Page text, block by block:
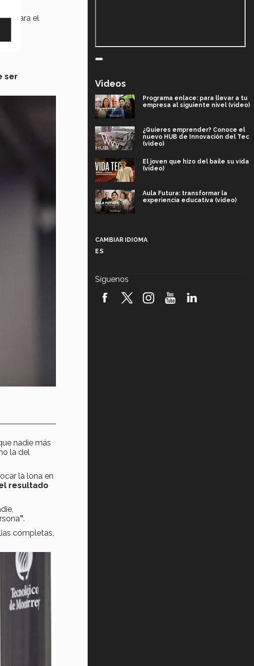
para el
ser
nadie más
la del
la lona en
resultado
”.
completas,
Videos
Programa enlace: para llevar a tu
empresa al siguiente nivel (video)
¿Quieres emprender? Conoce el
nuevo HUB de Innovación del Tec
(video)
El joven que hizo del baile su vida
(video)
Aula Futura: transformar la
experiencia educativa (video)
robótica FIRST 2026! (video)
CAMBIAR IDIOMA
ES
Síguenos